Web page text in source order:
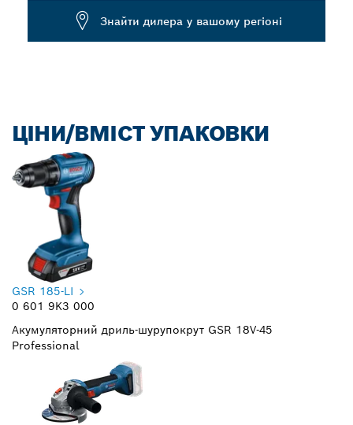
Знайти дилера у вашому регіоні
ЦІНИ/ВМІСТ УПАКОВКИ
GSR 185-LI
0 601 9K3 000
Акумуляторний дриль-шурупокрут GSR 18V-45
Professional